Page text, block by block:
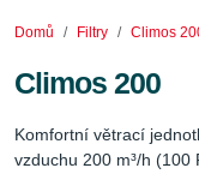
Domů Filtry Climos
Climos 200
Komfortní větrací
vzduchu 200 m³/h (100